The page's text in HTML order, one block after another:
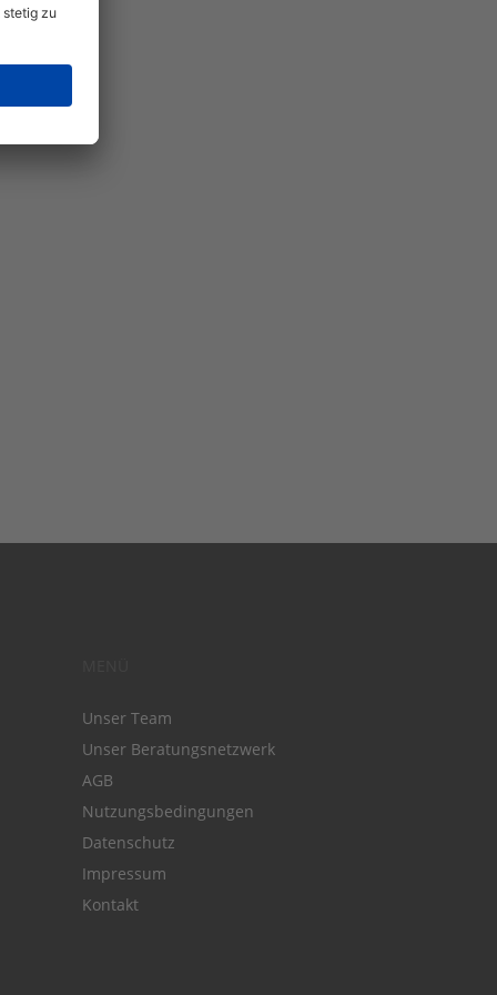
Unser Team
Unser Beratungsnetzwerk
AGB
Nutzungsbedingungen
Datenschutz
Impressum
Kontakt